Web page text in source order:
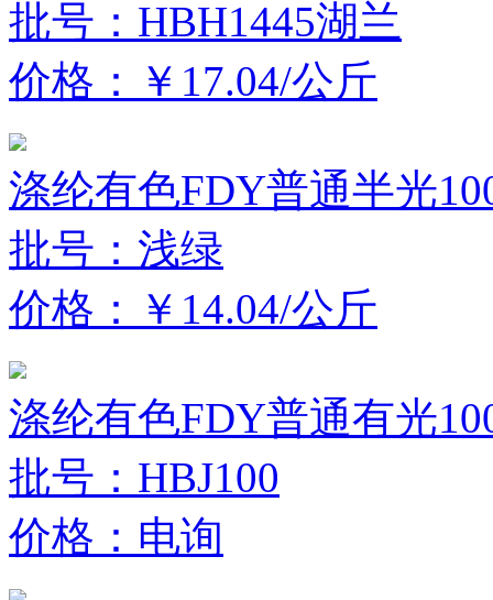
批号：HBH1445湖兰
价格：￥17.04/公斤
涤纶有色FDY普通半光
批号：浅绿
价格：￥14.04/公斤
涤纶有色FDY普通有光
批号：HBJ100
价格：电询